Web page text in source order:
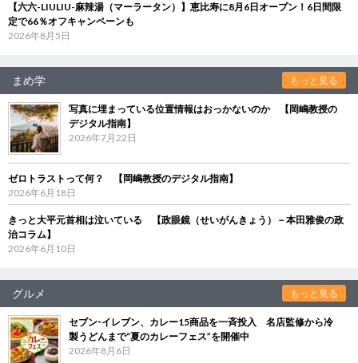
【六六-LIULIU-麻辣湯（マーラータン）】恵比寿に8月6日オープン！6日間限
定で66％オフキャンペーンも
2026年8月5日
まめ学 もっと見る
写真に埋まっている位置情報はおっかないのか 【岡嶋教授の
デジタル指南】
2026年7月22日
ゼロトラストって何？ 【岡嶋教授のデジタル指南】
2026年6月18日
きっと大平元首相は泣いている 【政眼鏡（せいがんきょう）－本田雅俊の政
治コラム】
2026年6月10日
グルメ もっと見る
セブン‐イレブン、カレー15商品を一斉投入 名店監修から冷
製うどんまで“夏のカレーフェス”を開催中
2026年8月6日